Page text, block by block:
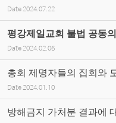
Date 2024.07.22
평강제일교회 불법 공동
Date 2024.02.06
총회 제명자들의 집회와
Date 2024.01.10
방해금지 가처분 결과에